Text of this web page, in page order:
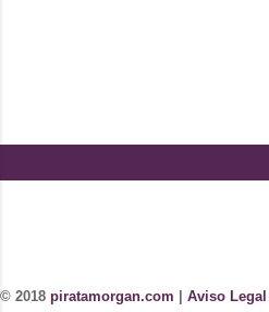
© 2018 piratamorgan.com Aviso Legal